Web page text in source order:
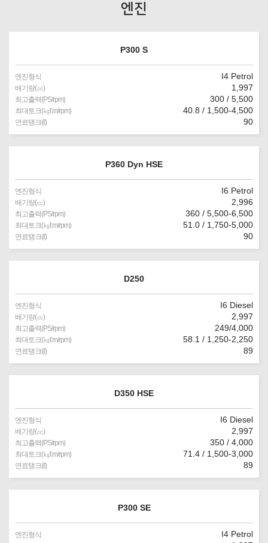
엔진
P300 S
엔진형식 I4 Petrol
배기량(㏄) 1,997
최고출력(PS/rpm) 300 / 5,500
최대토크(㎏f.m/rpm) 40.8 / 1,500-4,500
연료탱크(ℓ) 90
P360 Dyn HSE
엔진형식 I6 Petrol
배기량(㏄) 2,996
최고출력(PS/rpm) 360 / 5,500-6,500
최대토크(㎏f.m/rpm) 51.0 / 1,750-5,000
연료탱크(ℓ) 90
D250
엔진형식 I6 Diesel
배기량(㏄) 2,997
최고출력(PS/rpm) 249/4,000
최대토크(㎏f.m/rpm) 58.1 / 1,250-2,250
연료탱크(ℓ) 89
D350 HSE
엔진형식 I6 Diesel
배기량(㏄) 2,997
최고출력(PS/rpm) 350 / 4,000
최대토크(㎏f.m/rpm) 71.4 / 1,500-3,000
연료탱크(ℓ) 89
P300 SE
엔진형식 I4 Petrol